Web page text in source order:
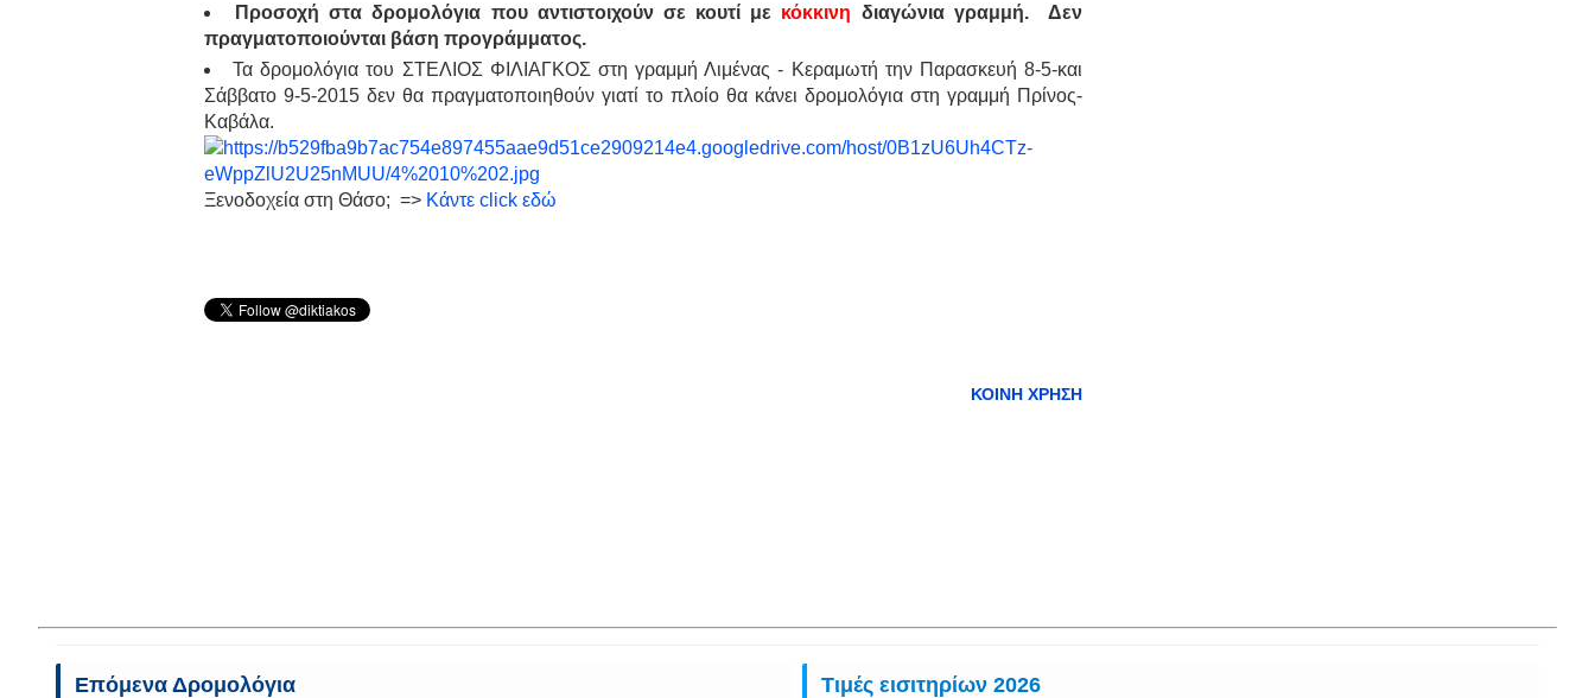
Προσοχή στα δρομολόγια που αντιστοιχούν σε κουτί με κόκκινη διαγώνια γραμμή. Δεν
πραγματοποιούνται βάση προγράμματος.
Τα δρομολόγια του ΣΤΕΛΙΟΣ ΦΙΛΙΑΓΚΟΣ στη γραμμή Λιμένας - Κεραμωτή την Παρασκευή 8-5-και
Σάββατο 9-5-2015 δεν θα πραγματοποιηθούν γιατί το πλοίο θα κάνει δρομολόγια στη γραμμή Πρίνος-
Καβάλα.
Ξενοδοχεία στη Θάσο; => Κάντε click εδώ
ΚΟΙΝΉ ΧΡΉΣΗ
Επόμενα Δρομολόγια Τιμές εισιτηρίων 2026